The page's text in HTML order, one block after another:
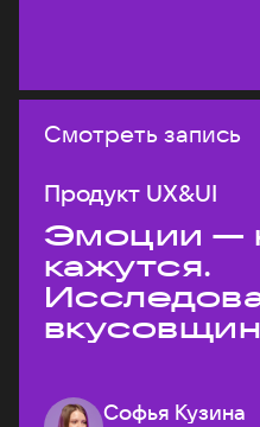
Смотреть запись
Продукт UX&UI
Эмоции —
кажутся.
Софья Кузина